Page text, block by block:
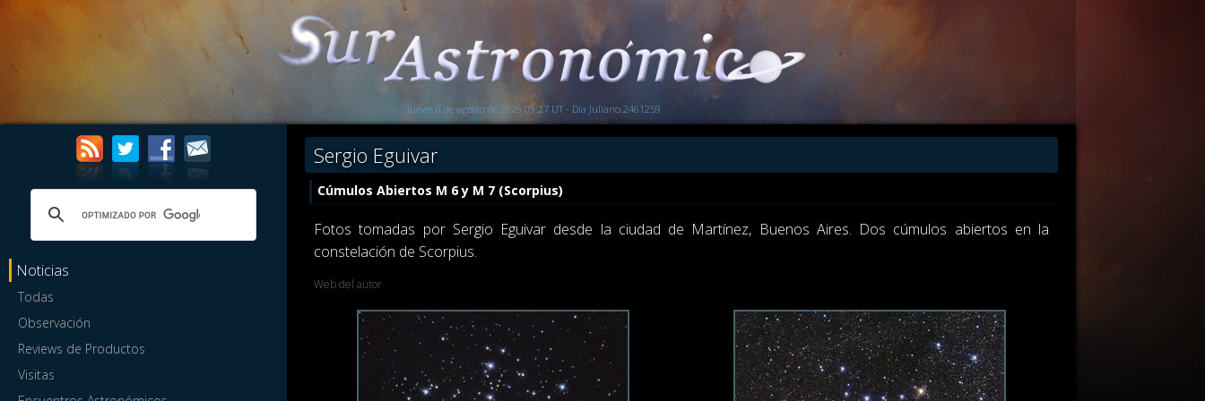
Jueves 6 de agosto de 2026 09:27 UT - Día Juliano 2461259
Noticias
Todas
Observación
Reviews de Productos
Visitas
Sergio Eguivar
Cúmulos Abiertos M 6 y M 7 (Scorpius)
Fotos tomadas por Sergio Eguivar desde la ciudad de Martínez, Buenos Aires. Dos cúmulos abiertos en la
constelación de Scorpius.
Web del autor